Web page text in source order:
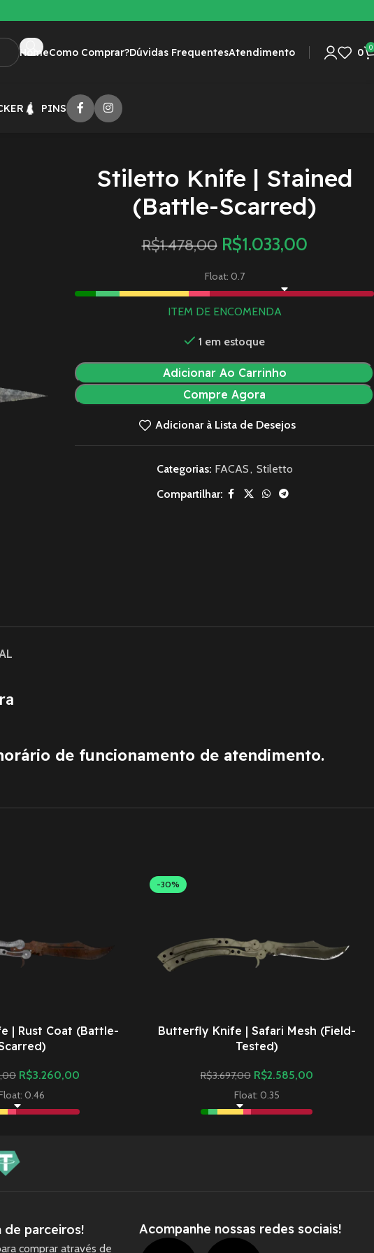
HomeComo Comprar?Dúvidas FrequentesAtendimento 0 0
PINS
Stiletto Knife | Stained
(Battle-Scarred)
R$1.478,00 R$1.033,00
Float: 0.7
ITEM DE ENCOMENDA
1 em estoque
Adicionar Ao Carrinho
Compre Agora
Adicionar à Lista de Desejos
Categorias: FACAS, Stiletto
Compartilhar:
de funcionamento de atendimento.
| Rust Coat (Battle-
R$3.260,00
0.46
-30%
Butterfly Knife | Safari Mesh (Field-
Tested)
R$3.697,00 R$2.585,00
Float: 0.35
de parceiros!
comprar através de
Acompanhe nossas redes sociais!